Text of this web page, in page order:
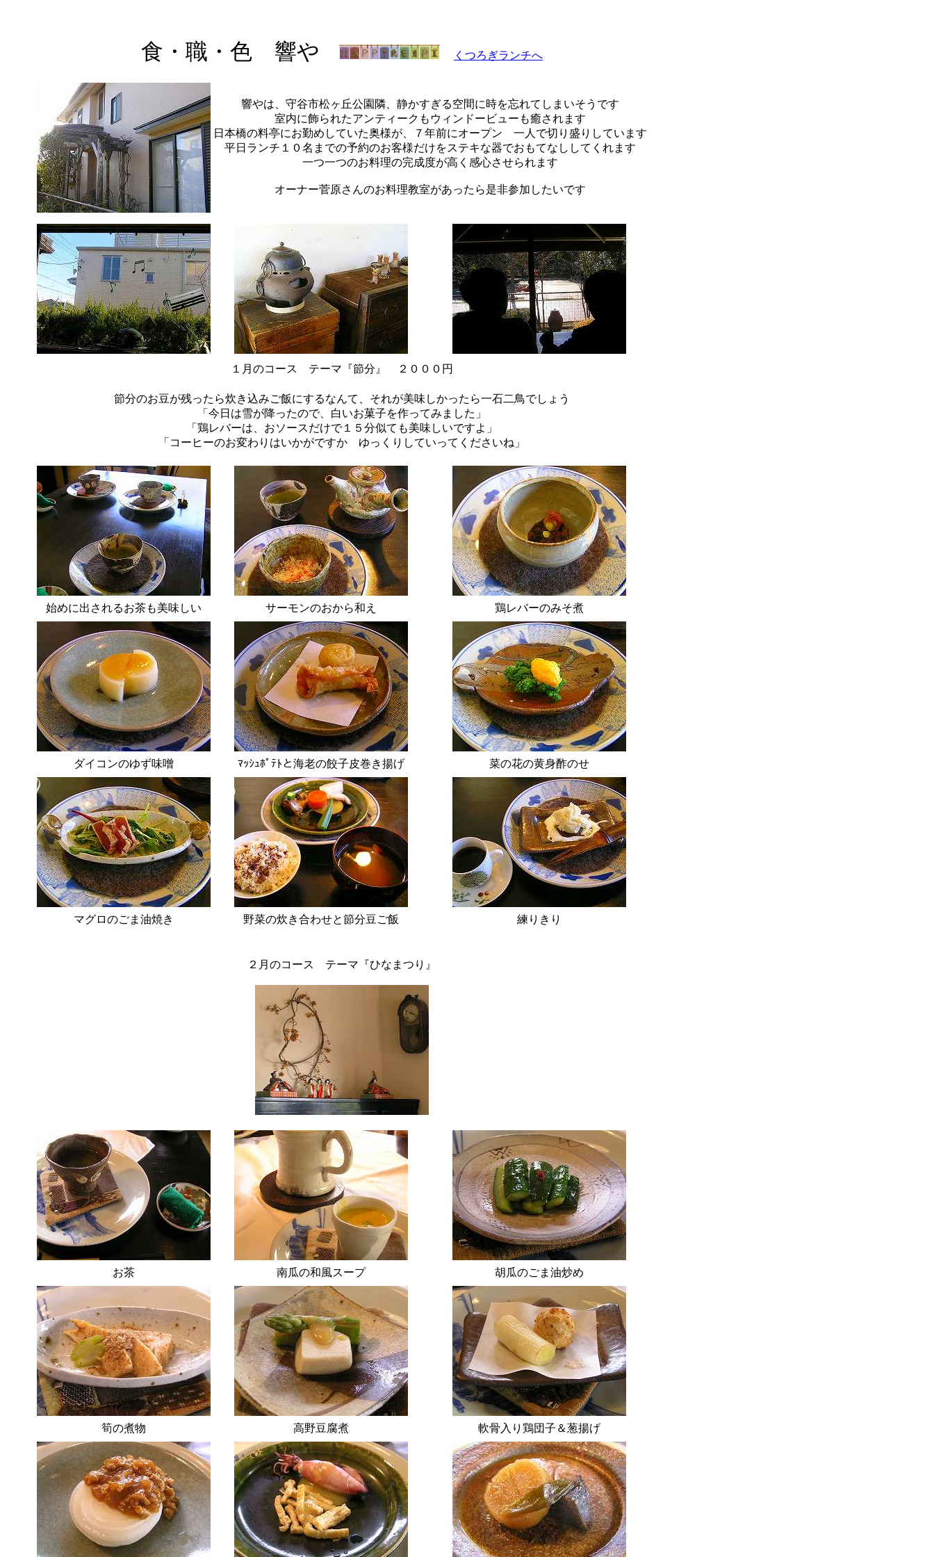
食・職・色 響や くつろぎランチへ
響やは、守谷市松ヶ丘公園隣、静かすぎる空間に時を忘れてしまいそうです
室内に飾られたアンティークもウィンドービューも癒されます
日本橋の料亭にお勤めしていた奥様が、７年前にオープン 一人で切り盛りしています
平日ランチ１０名までの予約のお客様だけをステキな器でおもてなししてくれます
一つ一つのお料理の完成度が高く感心させられます
オーナー菅原さんのお料理教室があったら是非参加したいです
１月のコース テーマ『節分』 ２０００円
節分のお豆が残ったら炊き込みご飯にするなんて、それが美味しかったら一石二鳥でしょう
「今日は雪が降ったので、白いお菓子を作ってみました」
「鶏レバーは、おソースだけで１５分似ても美味しいですよ」
「コーヒーのお変わりはいかがですか ゆっくりしていってくださいね」
始めに出されるお茶も美味しい サーモンのおから和え 鶏レバーのみそ煮
ダイコンのゆず味噌 ﾏｯｼｭﾎﾟﾃﾄと海老の餃子皮巻き揚げ 菜の花の黄身酢のせ
マグロのごま油焼き 野菜の炊き合わせと節分豆ご飯 練りきり
２月のコース テーマ『ひなまつり』
お茶 南瓜の和風スープ 胡瓜のごま油炒め
筍の煮物 高野豆腐煮 軟骨入り鶏団子＆葱揚げ